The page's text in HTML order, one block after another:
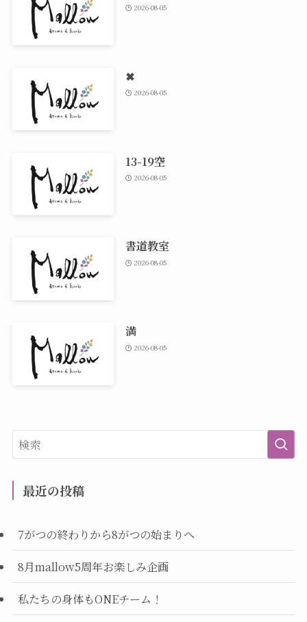
2026-08-05
✖
2026-08-05
13-19空
2026-08-05
書道教室
2026-08-05
満
2026-08-05
最近の投稿
7がつの終わりから8がつの始まりへ
8月mallow5周年お楽しみ企画
私たちの身体もONEチーム！